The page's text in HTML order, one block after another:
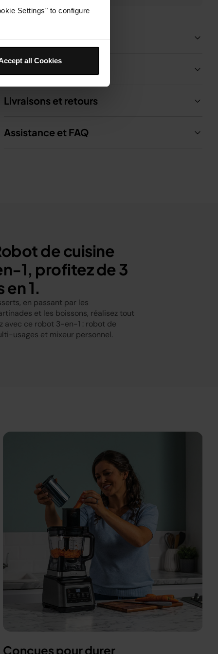
Settings" to configure
all Cookies
Détails du produit
Contenu de la Boîte
Livraisons et retours
Assistance et FAQ
de cuisine
1, profitez de 3
1.
en passant par les
et les boissons, réalisez tout
avec ce robot 3-en-1 : robot de
usages et mixeur personnel.
Conçues pour durer